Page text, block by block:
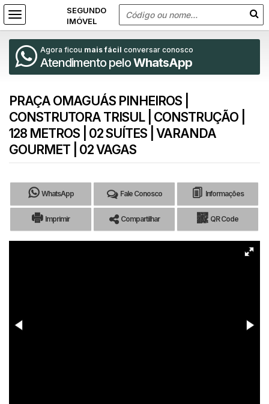
Agora ficou mais fácil conversar conosco
Atendimento peloWhatsApp
PRAÇA OMAGUÁS PINHEIROS |
CONSTRUTORA TRISUL | CONSTRUÇÃO |
128 METROS | 02 SUÍTES | VARANDA
GOURMET | 02 VAGAS
WhatsApp Fale Conosco Informações
Imprimir Compartilhar QR Code